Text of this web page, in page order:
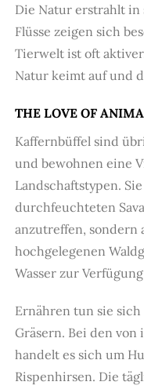
Die Natur erstrahlt in
Flüsse zeigen sich
Tierwelt ist oft
Natur keimt auf und
THE LOVE OF
Kaffernbüffel sind
und bewohnen eine
Landschaftstypen.
durchfeuchteten
anzutreffen, sondern
hochgelegenen
Wasser zur
Ernähren tun sie
Gräsern. Bei den
handelt es sich um
Rispenhirsen. Die